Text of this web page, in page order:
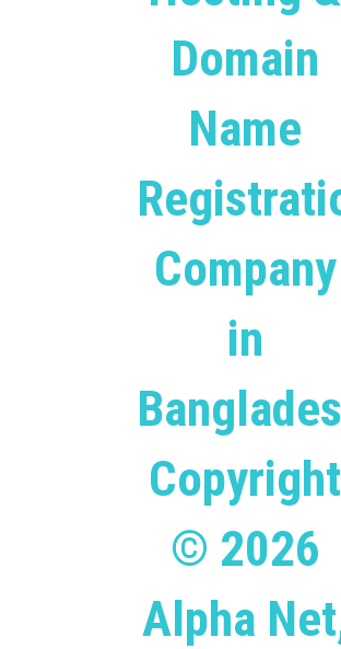
Domain
Name
Company
in
Copyright
© 2026
Alpha